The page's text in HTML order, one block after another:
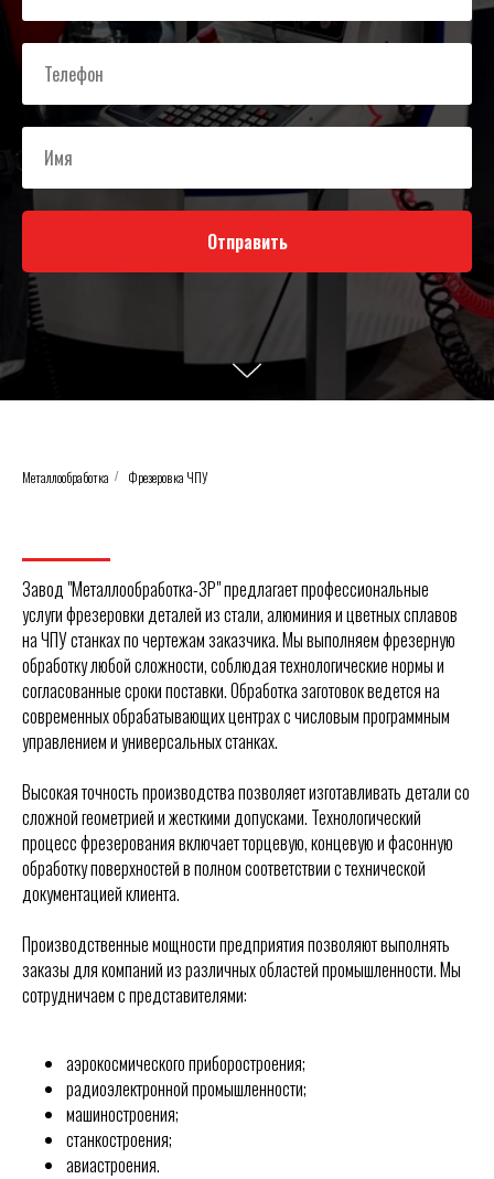
Отправить
Металлообработка / Фрезеровка ЧПУ
Завод "Металлообработка-ЗР" предлагает профессиональные
услуги фрезеровки деталей из стали, алюминия и цветных сплавов
на ЧПУ станках по чертежам заказчика. Мы выполняем фрезерную
обработку любой сложности, соблюдая технологические нормы и
согласованные сроки поставки. Обработка заготовок ведется на
современных обрабатывающих центрах с числовым программным
управлением и универсальных станках.
Высокая точность производства позволяет изготавливать детали со
сложной геометрией и жесткими допусками. Технологический
процесс фрезерования включает торцевую, концевую и фасонную
обработку поверхностей в полном соответствии с технической
документацией клиента.
Производственные мощности предприятия позволяют выполнять
заказы для компаний из различных областей промышленности. Мы
сотрудничаем с представителями:
аэрокосмического приборостроения;
радиоэлектронной промышленности;
машиностроения;
станкостроения;
авиастроения.